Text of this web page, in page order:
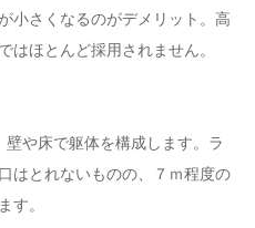
小さくなるのがデメリット。高
はほとんど採用されません。
や床で躯体を構成します。ラ
はとれないものの、７ｍ程度の
す。